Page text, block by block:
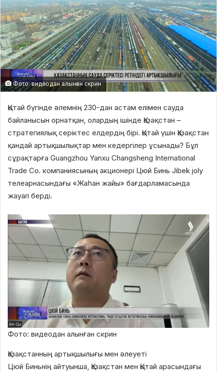
Фото: видеодан алынған скрин
Қытай бүгінде әлемнің 230-дан астам елімен сауда
байланысын орнатқан, олардың ішінде Қазақстан –
стратегиялық серіктес елдердің бірі. Қытай үшін Қазақстан
қандай артықшылықтар мен кедергілер ұсынады? Бұл
сұрақтарға Guangzhou Yanxu Changsheng International
Trade Co. компаниясының акционері Цюй Бинь Jibek joly
телеарнасындағы «Жаһан жайы» бағдарламасында
жауап берді.
Фото: видеодан алынған скрин
Қазақстанның артықшылығы мен әлеуеті
Цюй Биньнің айтуынша, Қазақстан мен Қытай арасындағы